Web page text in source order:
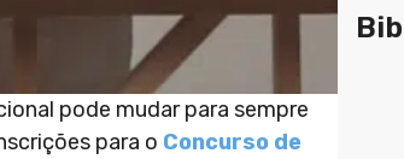
pode mudar para sempre
para o Concurso de